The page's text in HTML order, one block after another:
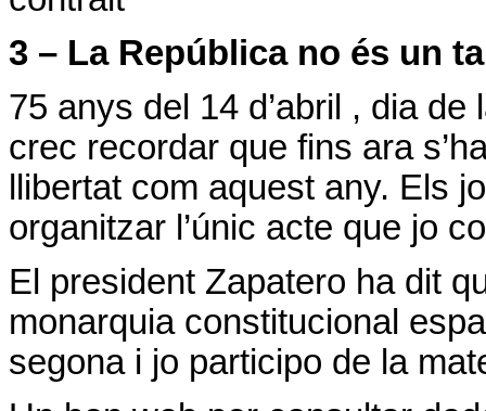
3 – La República no és un
75 anys del 14 d’abril , dia
crec recordar que fins ara
llibertat com aquest any. Els
organitzar l’únic acte que jo
El president Zapatero ha dit
monarquia constitucional
segona i jo participo de la